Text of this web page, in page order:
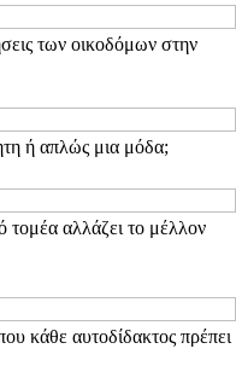
των οικοδόμων στην
ή απλώς μια μόδα;
τομέα αλλάζει το μέλλον
κάθε αυτοδίδακτος πρέπει